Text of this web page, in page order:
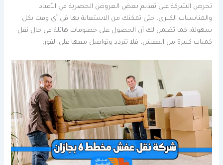
تحرص الشركة على تقديم بعض العروض الحصرية في الأعياد
والمناسبات الكبرى، حتى تمكنك من الاستعانة بها في أي وقت بكل
سهولة، كما تضمن لك أن الحصول على خصومات هائلة في حال نقل
كميات كبيرة من العفش، فلا تتردد وتواصل معها على الفور.